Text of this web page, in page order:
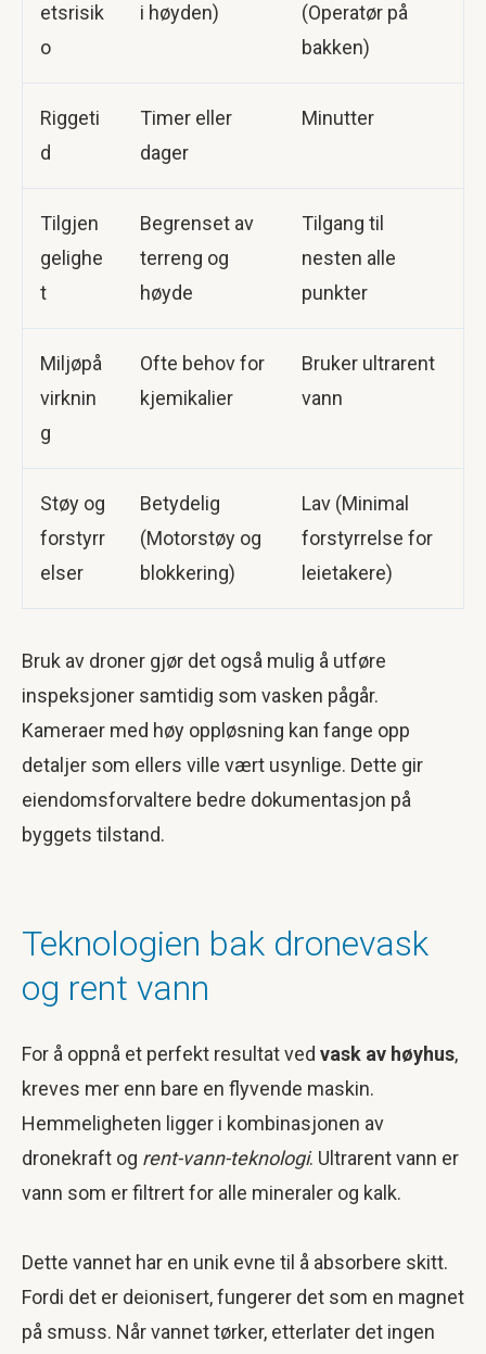
etsrisik
o
i høyden)
(Operatør på
bakken)
Riggeti
d
Timer eller
dager
Minutter
Tilgjen
gelighe
t
Begrenset av
terreng og
høyde
Tilgang til
nesten alle
punkter
Miljøpå
virknin
g
Ofte behov for
kjemikalier
Bruker ultrarent
vann
Støy og
forstyrr
elser
Betydelig
(Motorstøy og
blokkering)
Lav (Minimal
forstyrrelse for
leietakere)
Bruk av droner gjør det også mulig å utføre
inspeksjoner samtidig som vasken pågår.
Kameraer med høy oppløsning kan fange opp
detaljer som ellers ville vært usynlige. Dette gir
eiendomsforvaltere bedre dokumentasjon på
byggets tilstand.
Teknologien bak dronevask
og rent vann
For å oppnå et perfekt resultat ved vask av høyhus,
kreves mer enn bare en flyvende maskin.
Hemmeligheten ligger i kombinasjonen av
dronekraft og rent-vann-teknologi. Ultrarent vann er
vann som er filtrert for alle mineraler og kalk.
Dette vannet har en unik evne til å absorbere skitt.
Fordi det er deionisert, fungerer det som en magnet
på smuss. Når vannet tørker, etterlater det ingen